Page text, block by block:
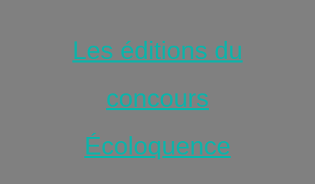
Les éditions du
concours
Écoloquence